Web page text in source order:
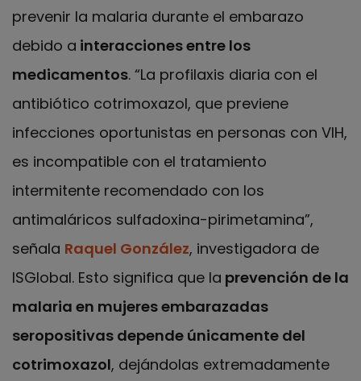
prevenir la malaria durante el embarazo
debido a interacciones entre los
medicamentos. “La profilaxis diaria con el
antibiótico cotrimoxazol, que previene
infecciones oportunistas en personas con VIH,
es incompatible con el tratamiento
intermitente recomendado con los
antimaláricos sulfadoxina-pirimetamina”,
señala Raquel González, investigadora de
ISGlobal. Esto significa que la prevención de la
malaria en mujeres embarazadas
seropositivas depende únicamente del
cotrimoxazol, dejándolas extremadamente